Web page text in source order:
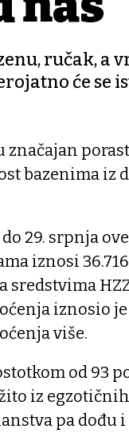
ručak, a
će se
bazenima iz
29. srpnja
iznosi 36.716
iznosio je
više.
od 93
iz
pa dođu